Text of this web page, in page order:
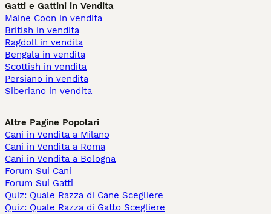
Gatti e Gattini in Vendita
Maine Coon in vendita
British in vendita
Ragdoll in vendita
Bengala in vendita
Scottish in vendita
Persiano in vendita
Siberiano in vendita
Altre Pagine Popolari
Cani in Vendita a Milano
Cani in Vendita a Roma
Cani in Vendita a Bologna
Forum Sui Cani
Forum Sui Gatti
Quiz: Quale Razza di Cane Scegliere
Quiz: Quale Razza di Gatto Scegliere